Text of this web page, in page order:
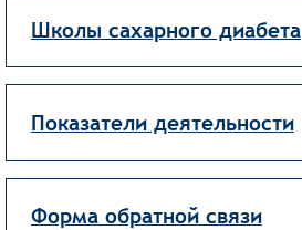
Школы сахарного диабета
Показатели деятельности
Форма обратной связи